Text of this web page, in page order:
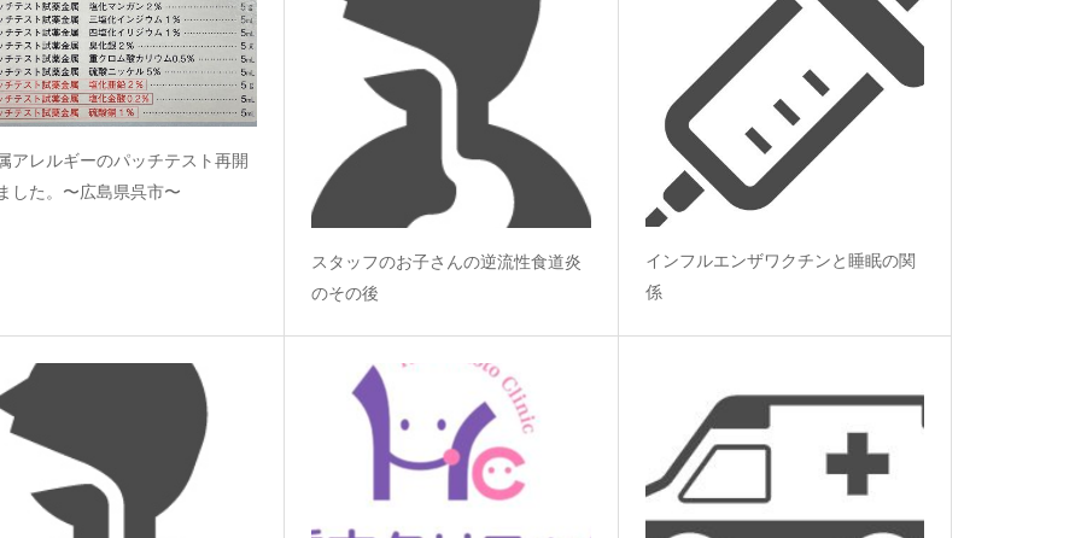
アレルギーのパッチテスト再開
した。〜広島県呉市〜
スタッフのお子さんの逆流性食道炎
のその後
インフルエンザワクチンと睡眠の関
係